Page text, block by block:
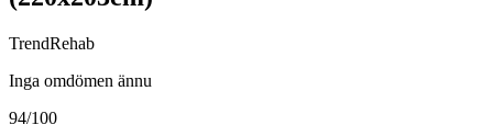
TrendRehab
Inga omdömen ännu
94/100